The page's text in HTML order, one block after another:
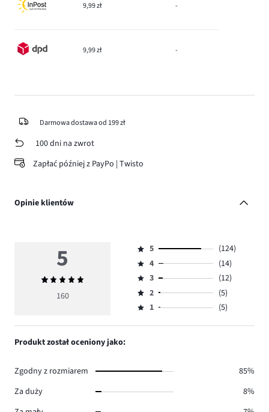
9,99 zł -
9,99 zł -
Darmowa dostawa od 199 zł
100 dni na zwrot
Zapłać później z PayPo | Twisto
Opinie klientów
5
Średnia
ocena
160
Ocena
5,
ilość
głosów
124.
5
(124)
Ocena
4,
ilość
głosów
4
(14)
Ocena
3,
ilość
3
(12)
Ocena
2,
2
(5)
Ocena
1,
1 (5)
Produkt został oceniony jako:
Zgodny z rozmiarem
85%
Za duży
8%